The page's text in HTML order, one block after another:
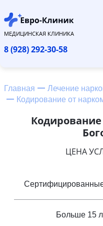
МЕДИЦИНСКАЯ КЛИНИКА
8 (928) 292-30-58
Главная
Лечение
Кодирование от
ЦЕНА
Больше 15